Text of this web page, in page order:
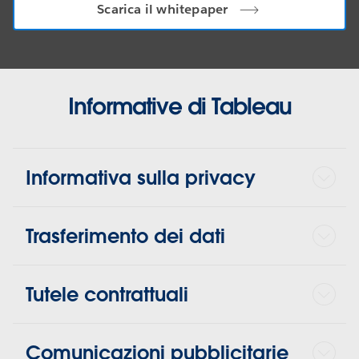
Scarica il whitepaper
Informative di Tableau
Informativa sulla privacy
Trasferimento dei dati
Tutele contrattuali
Comunicazioni pubblicitarie